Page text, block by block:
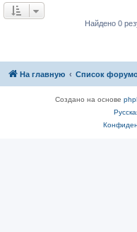
Найдено 0
На главную Список
Создано на основе